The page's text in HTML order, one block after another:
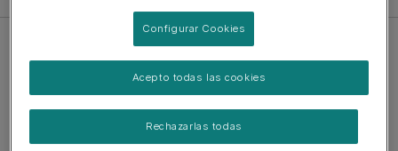
Configurar Cookies
Rechazarlas todas
Acepto todas las cookies